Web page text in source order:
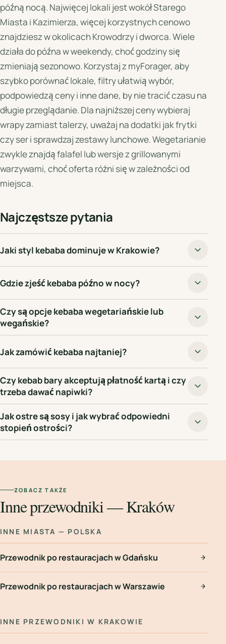
późną nocą. Najwięcej lokali jest wokół Starego
Miasta i Kazimierza, więcej korzystnych cenowo
znajdziesz w okolicach Krowodrzy i dworca. Wiele
działa do późna w weekendy, choć godziny się
zmieniają sezonowo. Korzystaj z myForager, aby
szybko porównać lokale, filtry ułatwią wybór,
podpowiedzą ceny i inne dane, by nie tracić czasu na
długie przeglądanie. Dla najniższej ceny wybieraj
wrapy zamiast talerzy, uważaj na dodatki jak frytki
czy ser i sprawdzaj zestawy lunchowe. Wegetarianie
zwykle znajdą falafel lub wersje z grillowanymi
warzywami, choć oferta różni się w zależności od
miejsca.
Najczęstsze pytania
Jaki styl kebaba dominuje w Krakowie?
Gdzie zjeść kebaba późno w nocy?
Czy są opcje kebaba wegetariańskie lub
wegańskie?
Jak zamówić kebaba najtaniej?
Czy kebab bary akceptują płatność kartą i czy
trzeba dawać napiwki?
Jak ostre są sosy i jak wybrać odpowiedni
stopień ostrości?
ZOBACZ TAKŻE
Inne przewodniki — Kraków
INNE MIASTA — POLSKA
Przewodnik po restauracjach w Gdańsku
Przewodnik po restauracjach w Warszawie
INNE PRZEWODNIKI W KRAKOWIE